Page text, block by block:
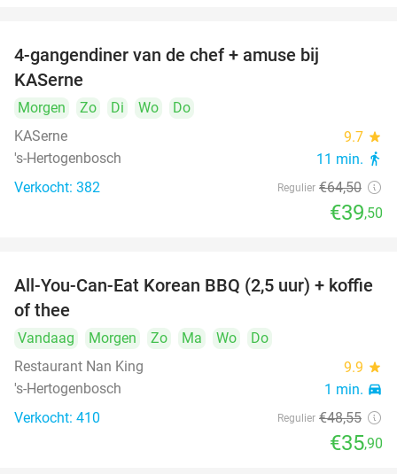
4-gangendiner van de chef + amuse bij
KASerne
Morgen Zo Di Wo
Do
KASerne
9.7 star
's-Hertogenbosch 11 min. directions_walk
Verkocht: 382 Regulier €64,50
€39,50
26%
All-You-Can-Eat Korean BBQ (2,5 uur) + koffie
of thee
Vandaag Morgen Zo Ma Wo
Do
Restaurant Nan King
9.9 star
's-Hertogenbosch 1 min. directions_car
Verkocht: 410 Regulier €48,55
€35,90